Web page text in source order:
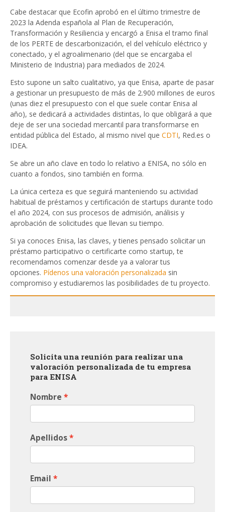
Cabe destacar que Ecofin aprobó en el último trimestre de
2023 la Adenda española al Plan de Recuperación,
Transformación y Resiliencia y encargó a Enisa el tramo final
de los PERTE de descarbonización, el del vehículo eléctrico y
conectado, y el agroalimenario (del que se encargaba el
Ministerio de Industria) para mediados de 2024.
Esto supone un salto cualitativo, ya que Enisa, aparte de pasar
a gestionar un presupuesto de más de 2.900 millones de euros
(unas diez el presupuesto con el que suele contar Enisa al
año), se dedicará a actividades distintas, lo que obligará a que
deje de ser una sociedad mercantil para transformarse en
entidad pública del Estado, al mismo nivel que CDTI, Red.es o
IDEA.
Se abre un año clave en todo lo relativo a ENISA, no sólo en
cuanto a fondos, sino también en forma.
La única certeza es que seguirá manteniendo su actividad
habitual de préstamos y certificación de startups durante todo
el año 2024, con sus procesos de admisión, análisis y
aprobación de solicitudes que llevan su tiempo.
Si ya conoces Enisa, las claves, y tienes pensado solicitar un
préstamo participativo o certificarte como startup, te
recomendamos comenzar desde ya a valorar tus
opciones. Pídenos una valoración personalizada sin
compromiso y estudiaremos las posibilidades de tu proyecto.
Solicita una reunión para realizar una
valoración personalizada de tu empresa
para ENISA
Nombre
Apellidos
Email